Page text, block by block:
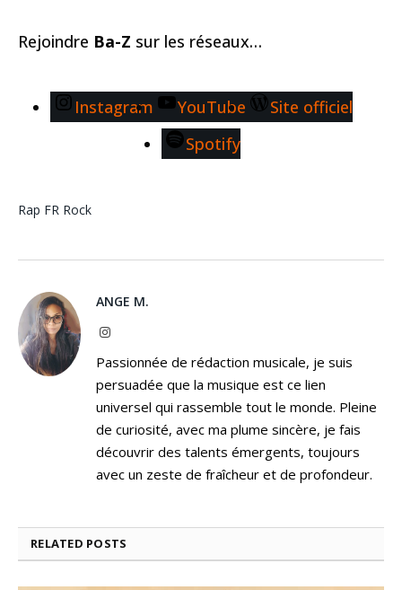
Rejoindre Ba-Z sur les réseaux…
Instagram YouTube
Site officiel
Spotify
Rap FR Rock
ANGE M.
Instagram
Passionnée de rédaction musicale, je suis
persuadée que la musique est ce lien
universel qui rassemble tout le monde. Pleine
de curiosité, avec ma plume sincère, je fais
découvrir des talents émergents, toujours
avec un zeste de fraîcheur et de profondeur.
RELATED POSTS